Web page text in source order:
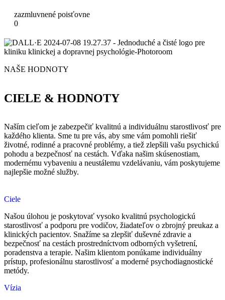
zazmluvnené poisťovne
0
NAŠE HODNOTY
CIELE & HODNOTY
Naším cieľom je zabezpečiť kvalitnú a individuálnu starostlivosť pre
každého klienta. Sme tu pre vás, aby sme vám pomohli riešiť
životné, rodinné a pracovné problémy, a tiež zlepšili vašu psychickú
pohodu a bezpečnosť na cestách. Vďaka našim skúsenostiam,
modernému vybaveniu a neustálemu vzdelávaniu, vám poskytujeme
najlepšie možné služby.
Ciele
Našou úlohou je poskytovať vysoko kvalitnú psychologickú
starostlivosť a podporu pre vodičov, žiadateľov o zbrojný preukaz a
klinických pacientov. Snažíme sa zlepšiť duševné zdravie a
bezpečnosť na cestách prostredníctvom odborných vyšetrení,
poradenstva a terapie. Našim klientom ponúkame individuálny
prístup, profesionálnu starostlivosť a moderné psychodiagnostické
metódy.
Vízia